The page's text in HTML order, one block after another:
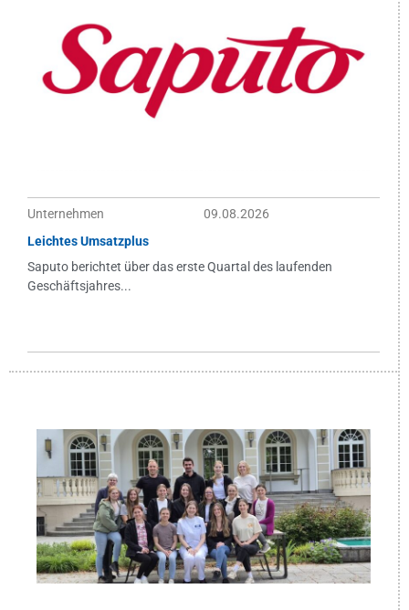
Unternehmen
09.08.2026
Leichtes Umsatzplus
Saputo berichtet über das erste Quartal des laufenden
Geschäftsjahres...